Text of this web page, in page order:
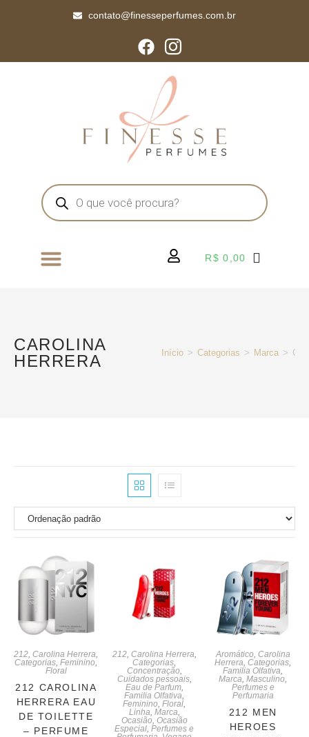
contato@finesseperfumes.com.br
R$ 0,00
CAROLINA
HERRERA
Início > Categorias > Marca >
212 ,Carolina Herrera
Categorias ,Feminino
Floral
212 CAROLINA
HERRERA EAU
DE TOILETTE
– PERFUME
212, Carolina Herrera
Categorias
Concentração,
Cuidados pessoais,
Eau de Parfum,
Familia Olfativa
Feminino ,Floral
Linha Marca
Ocasião, Ocasião
Especial ,Perfumes e
Aromático, Carolina
Herrera ,Categorias
Familia Olfativa
Marca ,Masculino
Perfumes e
Perfumaria
212 MEN
HEROES